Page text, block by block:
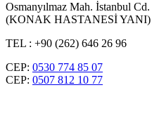
Osmanyılmaz Mah. İstanbul
(KONAK HASTANESİ YANI)
TEL : +90 (262) 646 26 96
CEP: 0530 774 85 07
CEP: 0507 812 10 77